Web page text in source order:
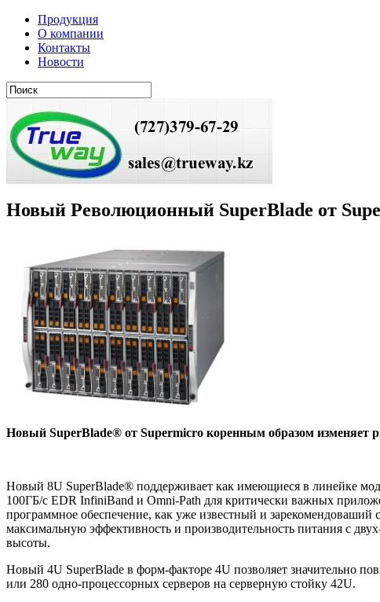
Продукция
О компании
Контакты
Новости
Новый Революционный SuperBlade от
Новый SuperBlade® от Supermicro коренным образом изменяет
Новый 8U SuperBlade® поддерживает как имеющиеся в линейке
100ГБ/с EDR InfiniBand и Omni-Path для критически важных
программное обеспечение, как уже известный и
максимальную эффективность и производительность питания с
высоты.
Новый 4U SuperBlade в форм-факторе 4U позволяет значительно
или 280 одно-процессорных серверов на серверную стойку 42U.